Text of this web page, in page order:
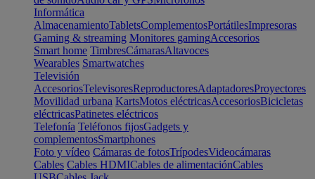
Informática
AlmacenamientoTabletsComplementosPortátilesImpresoras
Gaming & streaming Monitores gamingAccesorios
Smart home TimbresCámarasAltavoces
Wearables Smartwatches
Televisión
AccesoriosTelevisoresReproductoresAdaptadoresProyectores
Movilidad urbana KartsMotos eléctricasAccesoriosBicicletas
eléctricasPatinetes eléctricos
Telefonía Teléfonos fijosGadgets y
complementosSmartphones
Foto y vídeo Cámaras de fotosTrípodesVideocámaras
Cables Cables HDMICables de alimentaciónCables